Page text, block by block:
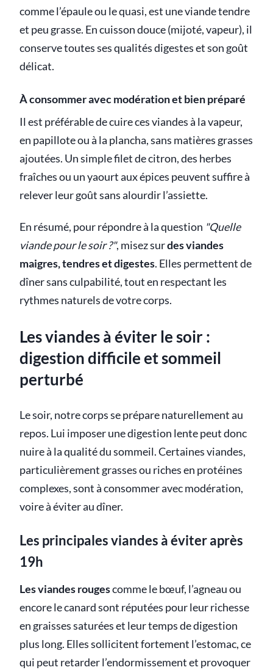
comme l’épaule ou le quasi, est une viande tendre
et peu grasse. En cuisson douce (mijoté, vapeur), il
conserve toutes ses qualités digestes et son goût
délicat.
À consommer avec modération et bien préparé
Il est préférable de cuire ces viandes à la vapeur,
en papillote ou à la plancha, sans matières grasses
ajoutées. Un simple filet de citron, des herbes
fraîches ou un yaourt aux épices peuvent suffire à
relever leur goût sans alourdir l’assiette.
En résumé, pour répondre à la question "Quelle
viande pour le soir ?", misez surdes viandes
maigres, tendres et digestes. Elles permettent de
dîner sans culpabilité, tout en respectant les
rythmes naturels de votre corps.
Les viandes à éviter le soir :
digestion difficile et sommeil
perturbé
Le soir, notre corps se prépare naturellement au
repos. Lui imposer une digestion lente peut donc
nuire à la qualité du sommeil. Certaines viandes,
particulièrement grasses ou riches en protéines
complexes, sont à consommer avec modération,
voire à éviter au dîner.
Les principales viandes à éviter après
19h
Les viandes rougescomme le bœuf, l’agneau ou
encore le canard sont réputées pour leur richesse
en graisses saturées et leur temps de digestion
plus long. Elles sollicitent fortement l’estomac, ce
qui peut retarder l’endormissement et provoquer